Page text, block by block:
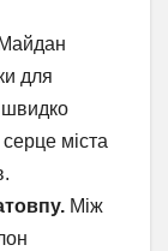
для
швидко
міста
Між